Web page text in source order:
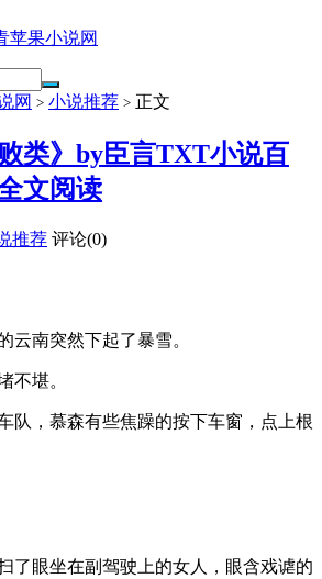
苹果小说网
网 > 小说推荐 > 正文
类》by臣言TXT小说百
文阅读
推荐 评论(0)
云南突然下起了暴雪。
不堪。
队，慕森有些焦躁的按下车窗，点上根
了眼坐在副驾驶上的女人，眼含戏谑的